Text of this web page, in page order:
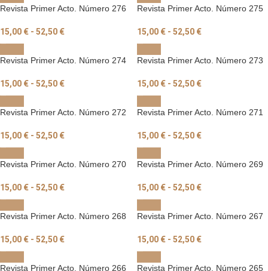
Revista Primer Acto. Número 276
15,00 € - 52,50 €
Revista Primer Acto. Número 275
15,00 € - 52,50 €
Revista Primer Acto. Número 274
15,00 € - 52,50 €
Revista Primer Acto. Número 273
15,00 € - 52,50 €
Revista Primer Acto. Número 272
15,00 € - 52,50 €
Revista Primer Acto. Número 271
15,00 € - 52,50 €
Revista Primer Acto. Número 270
15,00 € - 52,50 €
Revista Primer Acto. Número 269
15,00 € - 52,50 €
Revista Primer Acto. Número 268
15,00 € - 52,50 €
Revista Primer Acto. Número 267
15,00 € - 52,50 €
Revista Primer Acto. Número 266 Revista Primer Acto. Número 265